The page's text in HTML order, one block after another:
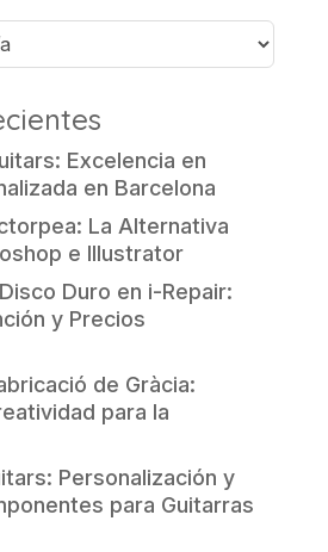
Excelencia en
en Barcelona
La Alternativa
e Illustrator
Duro en i-Repair:
y Precios
de Gràcia:
para la
Personalización y
para Guitarras